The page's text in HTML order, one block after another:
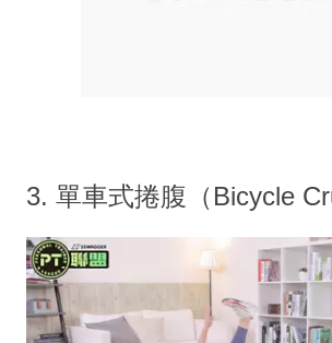
3. 單車式捲腹（Bicycle